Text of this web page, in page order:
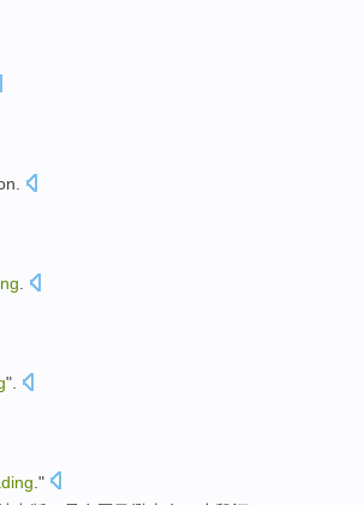
".
."